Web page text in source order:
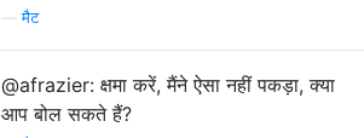
—मैट
@afrazier: क्षमा करें, मैंने ऐसा नहीं पकड़ा, क्या
आप बोल सकते हैं?